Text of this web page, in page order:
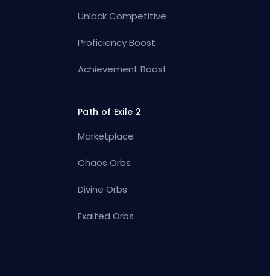
Unlock Competitive
Proficiency Boost
Achievement Boost
Path of Exile 2
Marketplace
Chaos Orbs
Divine Orbs
Exalted Orbs